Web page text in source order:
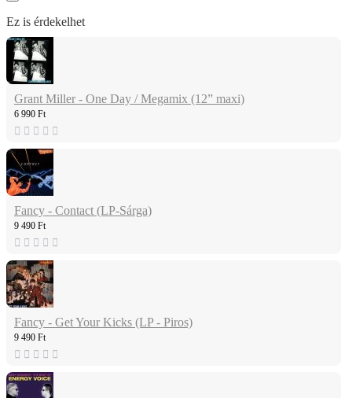
Ez is érdekelhet
Grant Miller - One Day / Megamix (12” maxi)
6 990 Ft
Fancy - Contact (LP-Sárga)
9 490 Ft
Fancy - Get Your Kicks (LP - Piros)
9 490 Ft